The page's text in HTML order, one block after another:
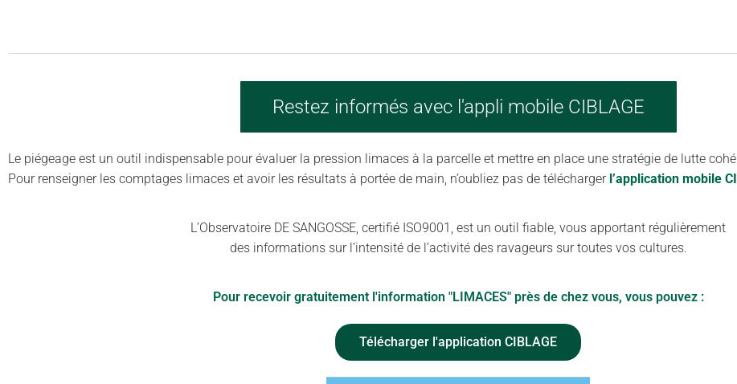
Restez informés avec l'appli mobile CIBLAGE
Le piégeage est un outil indispensable pour évaluer la pression limaces à la parcelle et mettre en place une stratégie de lutte
Pour renseigner les comptages limaces et avoir les résultats à portée de main, n’oubliez pas de télécharger l’application mobile
L’Observatoire DE SANGOSSE, certifié ISO9001, est un outil fiable, vous apportant régulièrement
des informations sur l’intensité de l’activité des ravageurs sur toutes vos cultures.
Pour recevoir gratuitement l'information "LIMACES" près de chez vous, vous pouvez :
Télécharger l'application CIBLAGE